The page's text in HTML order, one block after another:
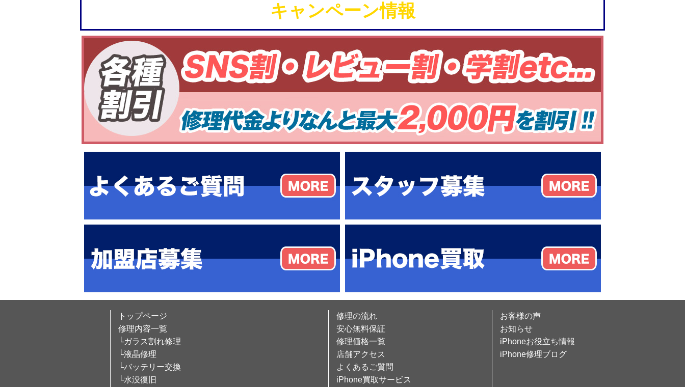
キャンペーン情報
トップページ
修理内容一覧
└ガラス割れ修理
└液晶修理
└バッテリー交換
└水没復旧
修理の流れ
安心無料保証
修理価格一覧
店舗アクセス
よくあるご質問
iPhone買取サービス
お客様の声
お知らせ
iPhoneお役立ち情報
iPhone修理ブログ